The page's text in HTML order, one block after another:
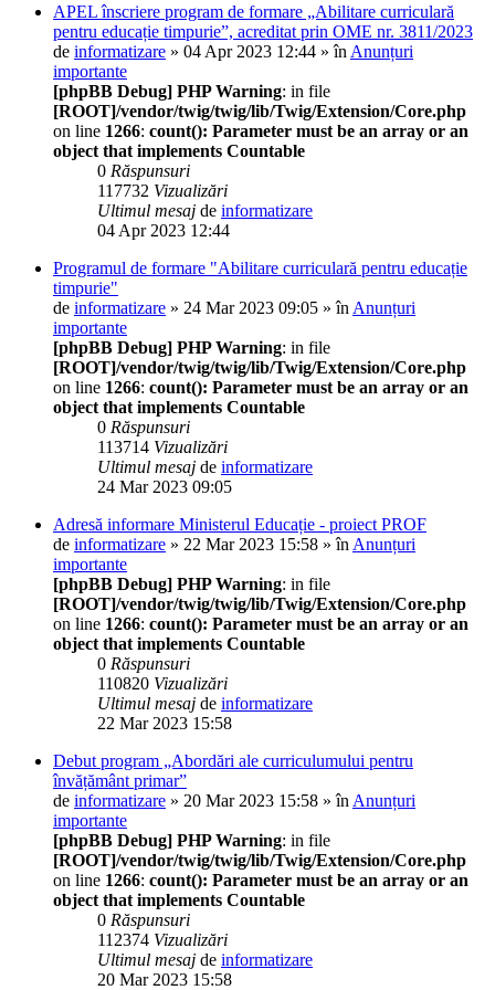
APEL înscriere program de formare „Abilitare curriculară
pentru educație timpurie”, acreditat prin OME nr. 3811/2023
de informatizare » 04 Apr 2023 12:44 » în Anunțuri
importante
[phpBB Debug] PHP Warning: in file
[ROOT]/vendor/twig/twig/lib/Twig/Extension/Core.php
on line 1266: count(): Parameter must be an array or an
object that implements Countable
0 Răspunsuri
117732 Vizualizări
Ultimul mesaj de informatizare
04 Apr 2023 12:44
Programul de formare "Abilitare curriculară pentru educație
timpurie"
de informatizare » 24 Mar 2023 09:05 » în Anunțuri
importante
[phpBB Debug] PHP Warning: in file
[ROOT]/vendor/twig/twig/lib/Twig/Extension/Core.php
on line 1266: count(): Parameter must be an array or an
object that implements Countable
0 Răspunsuri
113714 Vizualizări
Ultimul mesaj de informatizare
24 Mar 2023 09:05
Adresă informare Ministerul Educație - proiect PROF
de informatizare » 22 Mar 2023 15:58 » în Anunțuri
importante
[phpBB Debug] PHP Warning: in file
[ROOT]/vendor/twig/twig/lib/Twig/Extension/Core.php
on line 1266: count(): Parameter must be an array or an
object that implements Countable
0 Răspunsuri
110820 Vizualizări
Ultimul mesaj de informatizare
22 Mar 2023 15:58
Debut program „Abordări ale curriculumului pentru
învățământ primar”
de informatizare » 20 Mar 2023 15:58 » în Anunțuri
importante
[phpBB Debug] PHP Warning: in file
[ROOT]/vendor/twig/twig/lib/Twig/Extension/Core.php
on line 1266: count(): Parameter must be an array or an
object that implements Countable
0 Răspunsuri
112374 Vizualizări
Ultimul mesaj de informatizare
20 Mar 2023 15:58